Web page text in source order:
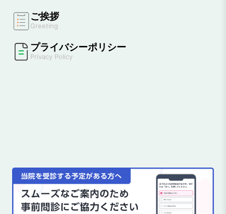
ご挨拶
Greeting
プライバシーポリシー
Privacy Policy